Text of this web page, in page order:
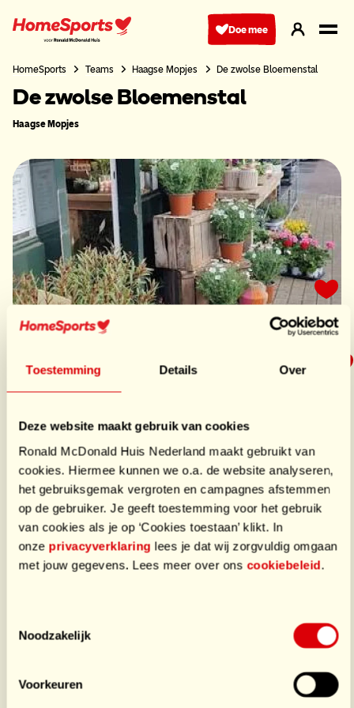
Toestemming Details Over
Deze website maakt gebruik van cookies
Ronald McDonald Huis Nederland maakt gebruikt van
cookies. Hiermee kunnen we o.a. de website analyseren,
het gebruiksgemak vergroten en campagnes afstemmen
op de gebruiker. Je geeft toestemming voor het gebruik
van cookies als je op ‘Cookies toestaan’ klikt. In
onze privacyverklaring lees je dat wij zorgvuldig omgaan
met jouw gegevens. Lees meer over ons cookiebeleid.
Noodzakelijk
Voorkeuren
naar
hoofdnavigatie
Doe mee
HomeSports Teams Haagse Mopjes De zwolse Bloemenstal
De zwolse Bloemenstal
Haagse Mopjes
€50,70 / €50
Doneer
Laatste donaties
€50,70 door Opbrengst